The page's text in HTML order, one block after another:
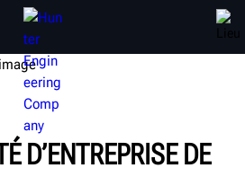
FORMATION
D’ENTREPRISE DE